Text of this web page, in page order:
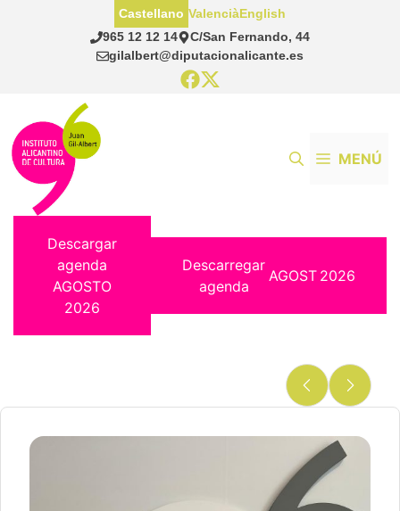
965 12 12 14
C/San Fernando, 44
gilalbert@diputacionalicante.es
Castellano ValenciàEnglish
MENÚ
Descargar
agenda
AGOSTO
2026
Descarregar
agenda
AGOST 2026